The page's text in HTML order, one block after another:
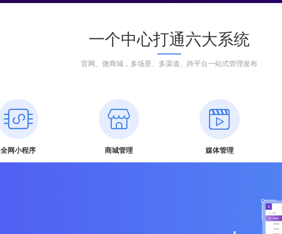
一个中心打通六大系统
官网、微商城，多场景、多渠道、跨平台一站式管理发布
全网小程序 商城管理 媒体管理